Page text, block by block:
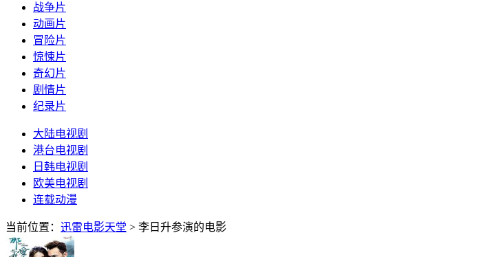
战争片
动画片
冒险片
惊悚片
奇幻片
剧情片
纪录片
大陆电视剧
港台电视剧
日韩电视剧
欧美电视剧
连载动漫
当前位置： 迅雷电影天堂 > 李日升参演的电影